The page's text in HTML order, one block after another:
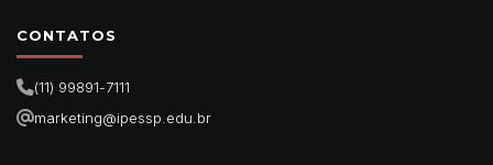
CONTATOS
(11) 99891-7111
marketing@ipessp.edu.br